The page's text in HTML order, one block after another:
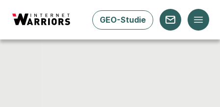
GEO-Studie